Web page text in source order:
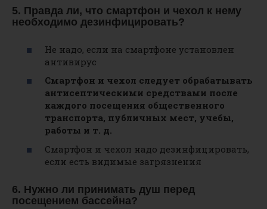
5. Правда ли, что смартфон и чехол к нему
необходимо дезинфицировать?
Не надо, если на смартфоне установлен
антивирус
Смартфон и чехол следует обрабатывать
антисептическими средствами после
каждого посещения общественного
транспорта, публичных мест, учебы,
работы и т. д.
Смартфон и чехол надо дезинфицировать,
если есть видимые загрязнения
6. Нужно ли принимать душ перед
посещением бассейна?